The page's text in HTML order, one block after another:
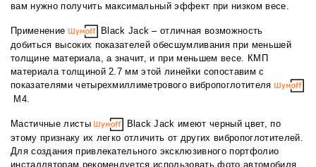
вам нужно получить максимальный эффект при низком весе.
Применение
Black Jack – отличная возможность
добиться высоких показателей обесшумливания при меньшей
толщине материала, а значит, и при меньшем весе. КМП
материала толщиной 2.7 мм этой линейки сопоставим с
показателями четырехмиллиметрового вибропоглотителя
М4.
Мастичные листы
Black Jack имеют черный цвет, по
этому признаку их легко отличить от других вибропоглотителей.
Для создания привлекательного эксклюзивного портфолио
инсталляторам рекомендуется использовать фото автомобиля